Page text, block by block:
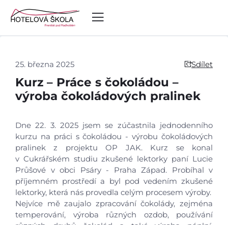
25. března 2025 Sdílet
Kurz – Práce s čokoládou –
výroba čokoládových pralinek
Dne 22. 3. 2025 jsem se zúčastnila jednodenního
kurzu na práci s čokoládou - výrobu čokoládových
pralinek z projektu OP JAK. Kurz se konal
v Cukrářském studiu zkušené lektorky paní Lucie
Průšové v obci Psáry - Praha Západ. Probíhal v
příjemném prostředí a byl pod vedením zkušené
lektorky, která nás provedla celým procesem výroby.
Nejvíce mě zaujalo zpracování čokolády, zejména
temperování, výroba různých ozdob, používání